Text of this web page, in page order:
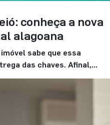
conheça a nova
alagoana
sabe que essa
das chaves. Afinal,
fase. E, para viver
contar com uma
toda a diferença. É